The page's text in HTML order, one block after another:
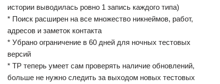
истории выводилась ровно 1 запись каждого типа)
* Поиск расширен на все множество никнеймов, работ,
адресов и заметок контакта
* Убрано ограничение в 60 дней для ночных тестовых
версий
* TP теперь умеет сам проверять наличие обновлений,
больше не нужно следить за выходом новых тестовых